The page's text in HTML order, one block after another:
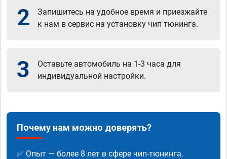
2
Запишитесь на удобное время и приезжайте
к нам в сервис на установку чип тюнинга.
3
Оставьте автомобиль на 1-3 часа для
индивидуальной настройки.
Почему нам можно доверять?
✅ Опыт — более 8 лет в сфере чип-тюнинга.